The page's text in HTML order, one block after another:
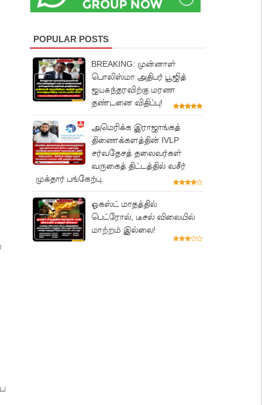
POPULAR POSTS
BREAKING: முன்னாள்
பொலிஸ்மா அதிபர் பூஜித்
ஜயசுந்தரவிற்கு மரண
தண்டனை விதிப்பு!
அமெரிக்க இராஜாங்கத்
திணைக்களத்தின் IVLP
சர்வதேசத் தலைவர்கள்
வருகைத் திட்டத்தில் வசீர்
முக்தார் பங்கேற்பு.
ஓகஸ்ட் மாதத்தில்
பெட்ரோல், டீசல் விலையில்
மாற்றம் இல்லை!